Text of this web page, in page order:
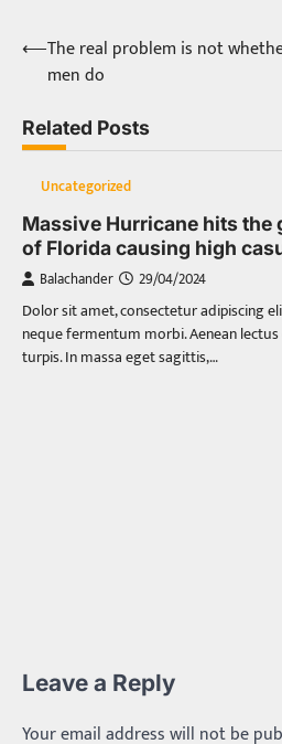
Post
navigation
⟵The real problem is not
men do
Related Posts
Uncategorized
Massive Hurricane hits the
of Florida causing high
Balachander
29/04/2024
Dolor sit amet, consectetur adipiscing
neque fermentum morbi. Aenean lectus
turpis. In massa eget sagittis,…
Leave a Reply
Your email address will not be